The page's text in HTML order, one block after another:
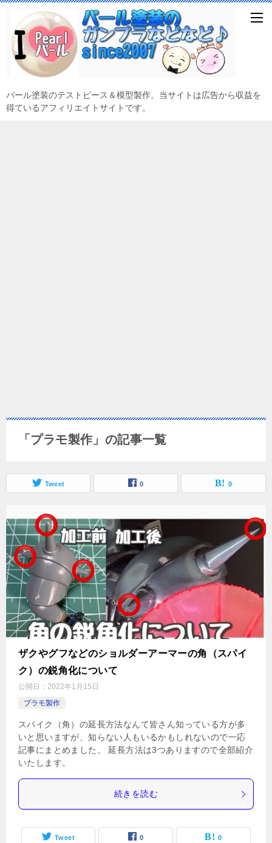
パール塗装のテストピース＆模型製作。当サイトは広告から収益を
得ているアフィリエイトサイトです。
「プラモ製作」の記事一覧
Tweet 0 0
ザクやグフなどのショルダーアーマーの角（スパイ
ク）の鋭角化について
公開日： 2022年1月15日
プラモ製作
スパイク（角）の延長方法なんて皆さん知っている方が多
いと思いますが、知らない人もいるかもしれないので一応
記事にまとめました。 延長方法は3つありますので全部紹介
いたします。
続きを読む
Tweet 0 0